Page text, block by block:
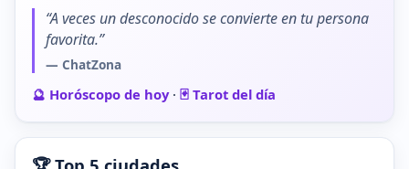
“A veces un desconocido se convierte en tu persona
favorita.”
— ChatZona
🔮 Horóscopo de hoy· 🃏 Tarot del día